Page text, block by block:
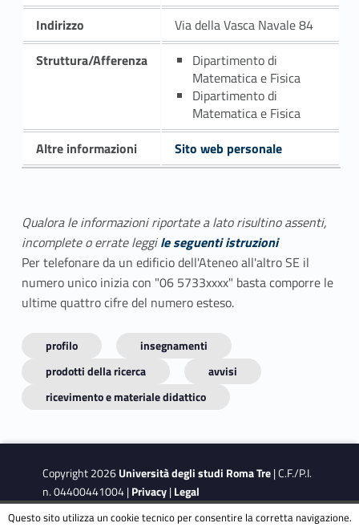
Indirizzo
Via della Vasca Navale 84
Struttura/Afferenza
Dipartimento di
Matematica e Fisica
Dipartimento di
Matematica e Fisica
Altre informazioni
Sito web personale
Qualora le informazioni riportate a lato risultino assenti,
incomplete o errate leggile seguenti istruzioni
Per telefonare da un edificio dell'Ateneo all'altro SE il
numero unico inizia con "06 5733xxxx" basta comporre le
ultime quattro cifre del numero esteso.
profilo
insegnamenti
prodotti della ricerca
avvisi
ricevimento e materiale didattico
Copyright 2026Università degli studi Roma Tre| C.F./P.I.
n. 04400441004 |Privacy|Legal
Notes|Accessibility Accessibility Target
Questo sito utilizza un cookie tecnico per consentire la corretta navigazione.